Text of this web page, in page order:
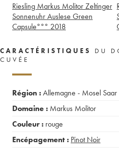
Riesling Markus Molitor Zeltinger
Sonnenuhr Auslese Green
Capsule°°° 2018
CARACTÉRISTIQUES
DU
CUVÉE
Région :Allemagne - Mosel Saar
Domaine : Markus Molitor
Couleur : rouge
Encépagement : Pinot Noir